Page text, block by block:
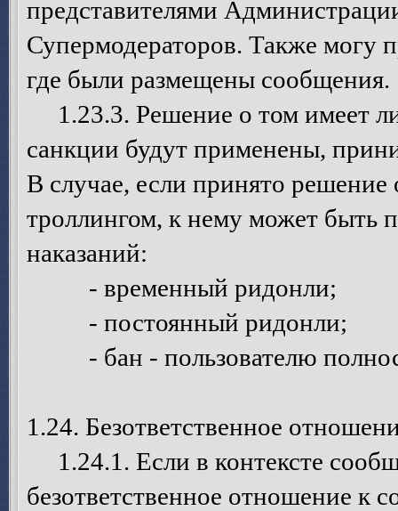
представителями
Супермодераторов. Также могу
где были размещены сообщения.
1.23.3. Решение о том имеет
санкции будут применены,
В случае, если принято решение
троллингом, к нему может быть
наказаний:
- временный ридонли;
- постоянный ридонли;
- бан - пользователю
1.24. Безответственное
1.24.1. Если в контексте
безответственное отношение к